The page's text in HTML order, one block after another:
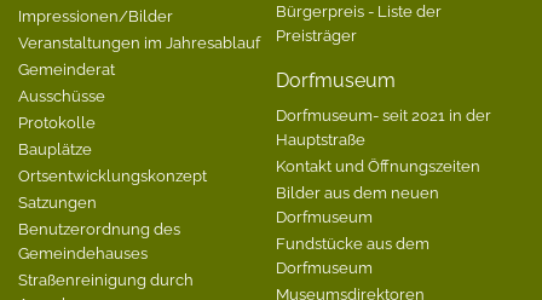
Impressionen/Bilder
Veranstaltungen im Jahresablauf
Gemeinderat
Ausschüsse
Protokolle
Bauplätze
Ortsentwicklungskonzept
Satzungen
Benutzerordnung des
Gemeindehauses
Straßenreinigung durch
Bürgerpreis - Liste der
Preisträger
Dorfmuseum
Dorfmuseum- seit 2021 in der
Hauptstraße
Kontakt und Öffnungszeiten
Bilder aus dem neuen
Dorfmuseum
Fundstücke aus dem
Dorfmuseum
Museumsdirektoren